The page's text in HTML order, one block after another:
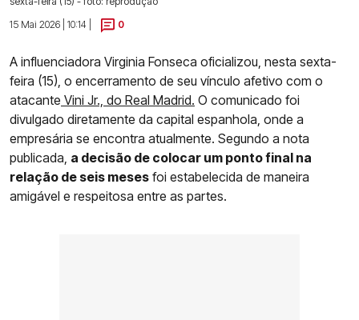
15 Mai 2026 | 10:14 |
0
A influenciadora Virginia Fonseca oficializou, nesta sexta-
feira (15), o encerramento de seu vínculo afetivo com o
atacante Vini Jr., do Real Madrid. O comunicado foi
divulgado diretamente da capital espanhola, onde a
empresária se encontra atualmente. Segundo a nota
publicada, a decisão de colocar um ponto final na
relação de seis meses foi estabelecida de maneira
amigável e respeitosa entre as partes.